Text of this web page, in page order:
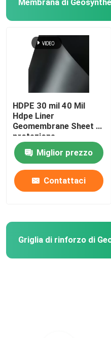
Sacchetti di sabbia di
Geotessuto non
HDPE Geogrid
L'HDPE ha strutturato
Bordo di plastica di
Geosynthetic Clay Liner
Membrana di
HDPE 30 mil 40 Mil
Hdpe Liner
Geomembrane Sheet di
protezione
dell'ambiente
Miglior prezzo
Contattaci
Griglia di rinforzo di